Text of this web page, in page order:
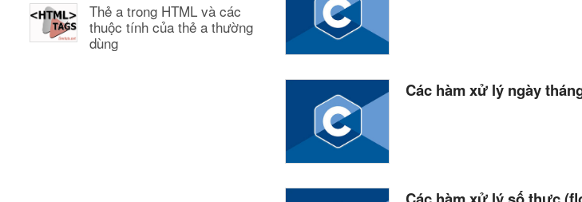
Thẻ a trong HTML và các
thuộc tính của thẻ a thường
dùng
Các hàm xử lý ngày